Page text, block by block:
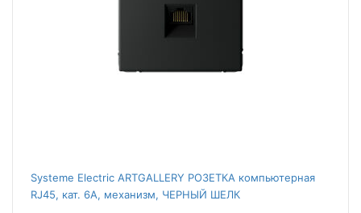
Systeme Electric ARTGALLERY РОЗЕТКА компьютерная
RJ45, кат. 6A, механизм, ЧЕРНЫЙ ШЕЛК